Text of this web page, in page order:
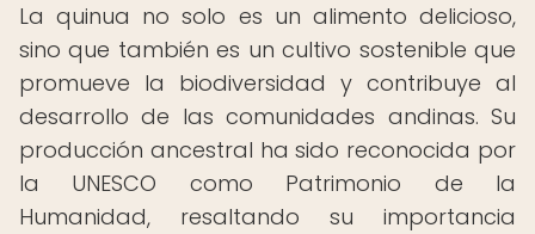
La quinua no solo es un alimento delicioso,
sino que también es un cultivo sostenible que
promueve la biodiversidad y contribuye al
desarrollo de las comunidades andinas. Su
producción ancestral ha sido reconocida por
la UNESCO como Patrimonio de la
Humanidad, resaltando su importancia